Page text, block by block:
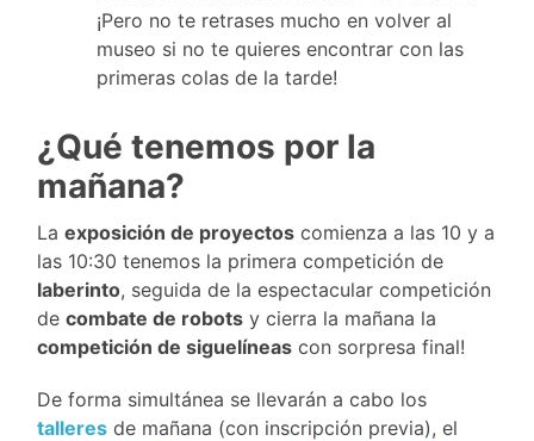
¡Pero no te retrases mucho en volver al
museo si no te quieres encontrar con las
primeras colas de la tarde!
¿Qué tenemos por la
mañana?
Laexposición de proyectos comienza a las 10 y a
las 10:30 tenemos la primera competición de
laberinto, seguida de la espectacular competición
decombate de robots y cierra la mañana la
competición de siguelíneas con sorpresa final!
De forma simultánea se llevarán a cabo los
talleres de mañana (con inscripción previa), el